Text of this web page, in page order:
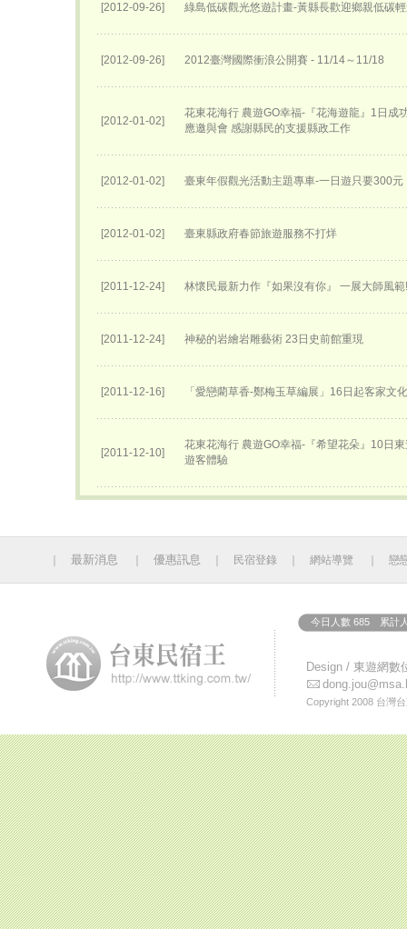
[2012-09-26] 綠島低碳觀光悠遊計畫-黃縣長歡迎鄉親低碳
[2012-09-26] 2012臺灣國際衝浪公開賽 - 11/14～11/18
[2012-01-02]
花東花海行 農遊GO幸福-『花海遊龍』1日成
應邀與會 感謝縣民的支援縣政工作
[2012-01-02] 臺東年假觀光活動主題專車-一日遊只要300元
[2012-01-02] 臺東縣政府春節旅遊服務不打烊
[2011-12-24] 林懷民最新力作『如果沒有你』 一展大師風
[2011-12-24] 神秘的岩繪岩雕藝術 23日史前館重現
[2011-12-16] 「愛戀藺草香-鄭梅玉草編展」16日起客家文
[2011-12-10]
花東花海行 農遊GO幸福-『希望花朵』10日
遊客體驗
｜最新消息 ｜優惠訊息 民宿登錄 ｜網站導覽 ｜戀
今日人數 685 累計
Design /東遊網數
Copyright 2008 台灣